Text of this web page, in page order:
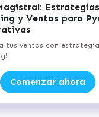
Clase
¡Desbloquea